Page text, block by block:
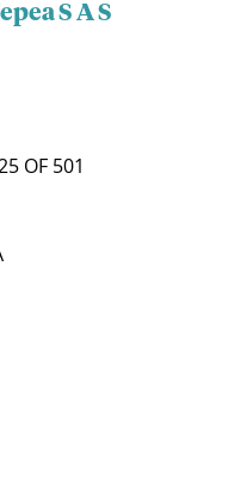
S A S
OF 501